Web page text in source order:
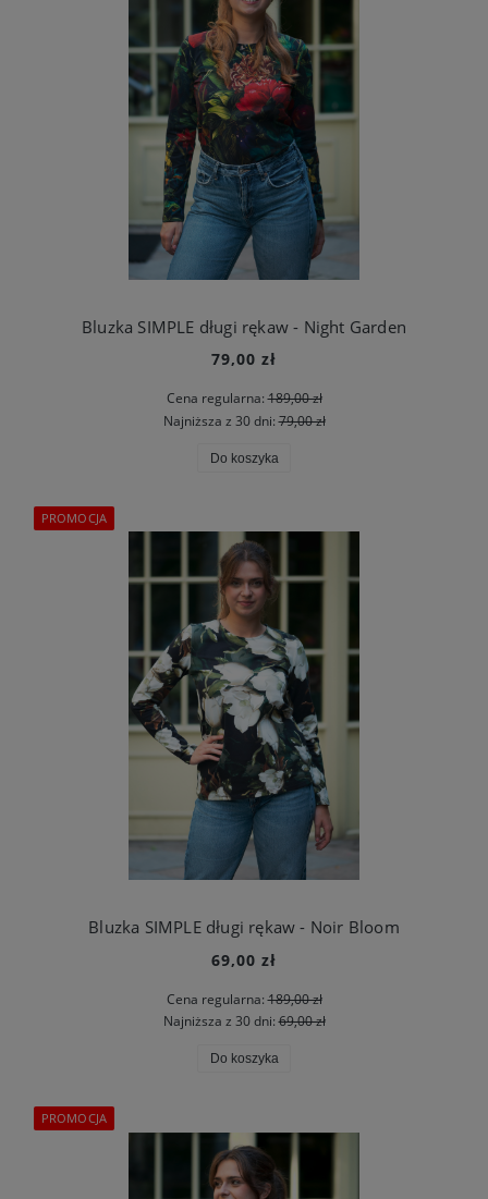
Bluzka SIMPLE długi rękaw - Night Garden
79,00 zł
Cena regularna:189,00 zł
Najniższa z 30 dni:79,00 zł
Do koszyka
Bluzka SIMPLE długi rękaw - Noir Bloom
69,00 zł
Cena regularna:189,00 zł
Najniższa z 30 dni:69,00 zł
Do koszyka
PROMOCJA
PROMOCJA